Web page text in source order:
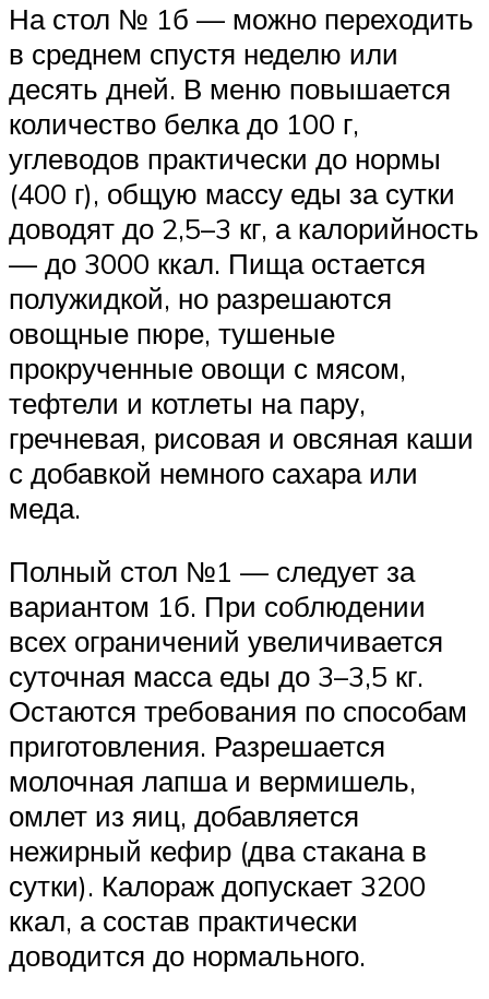
На стол № 1б — можно переходить
в среднем спустя неделю или
десять дней. В меню повышается
количество белка до 100 г,
углеводов практически до нормы
(400 г), общую массу еды за сутки
доводят до 2,5–3 кг, а калорийность
— до 3000 ккал. Пища остается
полужидкой, но разрешаются
овощные пюре, тушеные
прокрученные овощи с мясом,
тефтели и котлеты на пару,
гречневая, рисовая и овсяная каши
с добавкой немного сахара или
меда.
Полный стол №1 — следует за
вариантом 1б. При соблюдении
всех ограничений увеличивается
суточная масса еды до 3–3,5 кг.
Остаются требования по способам
приготовления. Разрешается
молочная лапша и вермишель,
омлет из яиц, добавляется
нежирный кефир (два стакана в
сутки). Калораж допускает 3200
ккал, а состав практически
доводится до нормального.